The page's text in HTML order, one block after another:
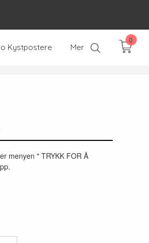
Kystpostere Mer
0
menyen " TRYKK FOR Å